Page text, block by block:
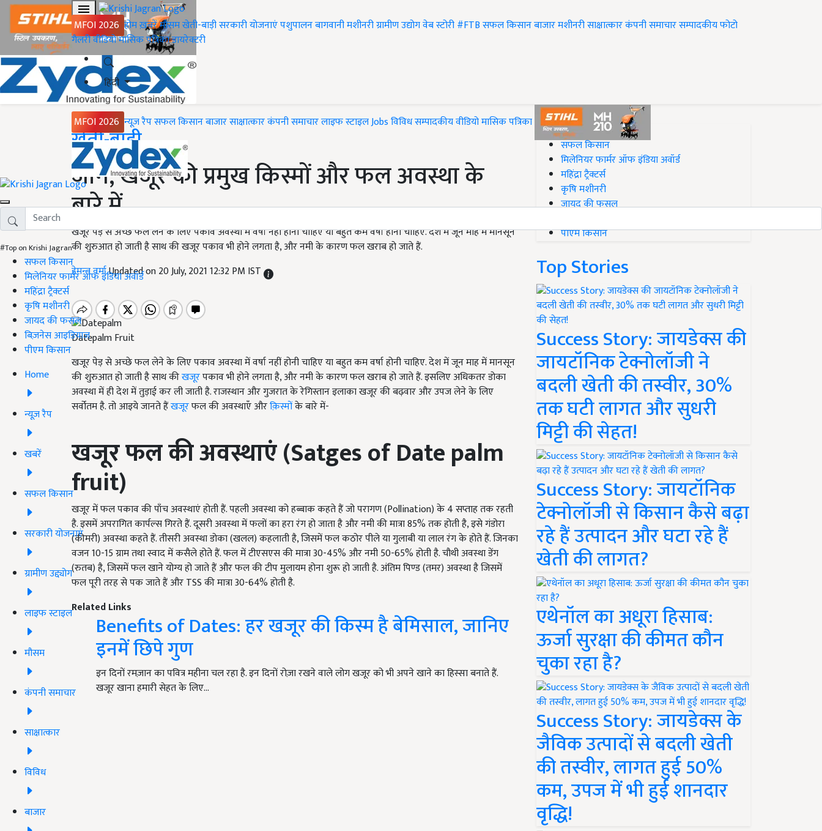
MFOI 2026 होमख़बरेंमौसमखेती-बाड़ीसरकारी योजनाएंपशुपालनबागवानीमशीनरीग्रामीण उद्योगवेब स्टोरी#FTBसफल किसानबाजारमशीनरीसाक्षात्कारकंपनी समाचारसम्पादकीयफोटो
गैलरीवीडियोमासिक पत्रिकाडायरेक्टरी
हिंदी
MFOI 2026 न्यूज़ रैपसफल किसानबाजारसाक्षात्कारकंपनी समाचारलाइफ स्टाइलJobsविविधसम्पादकीयवीडियोमासिक पत्रिका
#Top on Krishi Jagran
सफल किसान
मिलेनियर फार्मर ऑफ इंडिया अवॉर्ड
महिंद्रा ट्रैक्टर्स
कृषि मशीनरी
जायद की फसल
बिज़नेस आइडियाज
पीएम किसान
Home
न्यूज़ रैप
खबरें
सफल किसान
सरकारी योजनाएं
ग्रामीण उद्द्योग
लाइफ स्टाइल
मौसम
कंपनी समाचार
साक्षात्कार
विविध
बाजार
Home
खेती-बाड़ी
जानें, खजूर की प्रमुख किस्मों और फल अवस्था के
बारे में
खजूर पेड़ से अच्छे फल लेने के लिए पकाव अवस्था में वर्षा नहीं होनी चाहिए या बहुत कम वर्षा होनी चाहिए. देश में जून माह में मानसून
की शुरुआत हो जाती है साथ की खजूर पकाव भी होने लगता है, और नमी के कारण फल खराब हो जाते हैं.
हेमन्त वर्माUpdated on 20 July, 2021 12:32 PM IST
Datepalm Fruit
खजूर पेड़ से अच्छे फल लेने के लिए पकाव अवस्था में वर्षा नहीं होनी चाहिए या बहुत कम वर्षा होनी चाहिए. देश में जून माह में मानसून
की शुरुआत हो जाती है साथ कीखजूरपकाव भी होने लगता है, और नमी के कारण फल खराब हो जाते हैं. इसलिए अधिकतर डोका
अवस्था में ही देश में तुड़ाई कर ली जाती है. राजस्थान और गुजरात के रेगिस्तान इलाका खजूर की बढ़वार और उपज लेने के लिए
सर्वोतम है. तो आइये जानते हैंखजूरफल की अवस्थाएँ औरक़िस्मोंके बारे में-
खजूरफल की अवस्थाएं(Satges of Date palm
fruit)
खजूर में फल पकाव की पाँच अवस्थाएं होती हैं. पहली अवस्था को हब्बाक कहते हैं जो परागण (Pollination) के 4 सप्ताह तक रहती
है. इसमें अपरागित कार्पल्स गिरते हैं. दूसरी अवस्था में फलों का हरा रंग हो जाता है और नमी की मात्रा 85% तक होती है, इसे गंडोरा
(कीमरी) अवस्था कहते हैं. तीसरी अवस्था डोका (खलल) कहलाती है, जिसमें फल कठोर पीले या गुलाबी या लाल रंग के होते हैं. जिनका
वजन 10-15 ग्राम तथा स्वाद में कसैले होते हैं. फल में टीएसएस की मात्रा 30-45% और नमी 50-65% होती है. चौथी अवस्था डेंग
(रुतब) है, जिसमें फल खाने योग्य हो जाते हैं और फल की टीप मुलायम होना शुरू हो जाती है. अंतिम पिण्ड (तमर) अवस्था है जिसमें
फल पूरी तरह से पक जाते हैं और TSS की मात्रा 30-64% होती है.
Related Links
Benefits of Dates: हर खजूर की किस्म है बेमिसाल, जानिए
इनमें छिपे गुण
इन दिनों रमज़ान का पवित्र महीना चल रहा है. इन दिनों रोज़ा रखने वाले लोग खजूर को भी अपने खाने का हिस्सा बनाते हैं.
खजूर खाना हमारी सेहत के लिए…
#Top on Krishi Jagran
सफल किसान
मिलेनियर फार्मर ऑफ इंडिया अवॉर्ड
महिंद्रा ट्रैक्टर्स
कृषि मशीनरी
जायद की फसल
पीएम किसान
Top Stories
Success Story: जायडेक्स की
जायटॉनिक टेक्नोलॉजी ने
बदली खेती की तस्वीर, 30%
तक घटी लागत और सुधरी
मिट्टी की सेहत!
Success Story: जायटॉनिक
टेक्नोलॉजी से किसान कैसे बढ़ा
रहे हैं उत्पादन और घटा रहे हैं
खेती की लागत?
एथेनॉल का अधूरा हिसाब:
ऊर्जा सुरक्षा की कीमत कौन
चुका रहा है?
Success Story: जायडेक्स के
जैविक उत्पादों से बदली खेती
की तस्वीर, लागत हुई 50%
कम, उपज में भी हुई शानदार
वृद्धि!